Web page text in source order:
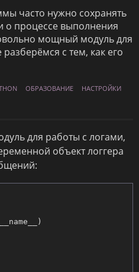
часто нужно сохранять
о процессе выполнения
мощный модуль для
с тем, как его
ОБРАЗОВАНИЕ
НАСТРОЙКИ
для работы с логами,
объект логгера